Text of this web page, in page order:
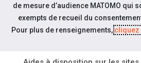
Pied de page
AIDES
de mesure d’audience MATOMO qui
exempts de recueil du
Pour plus de renseignements,cliquez